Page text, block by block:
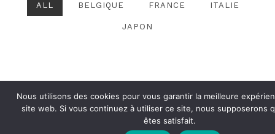
ALL BELGIQUE FRANCE ITALIE
JAPON
Nous utilisons des cookies pour vous garantir la meilleure
site web. Si vous continuez à utiliser ce site, nous supposerons
êtes satisfait.